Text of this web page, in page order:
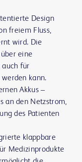
Design
freiem Fluss,
wird. Die
eine
auch für
kann.
Akkus ‒
an den Netzstrom,
des Patienten
klappbare
Medizinprodukte